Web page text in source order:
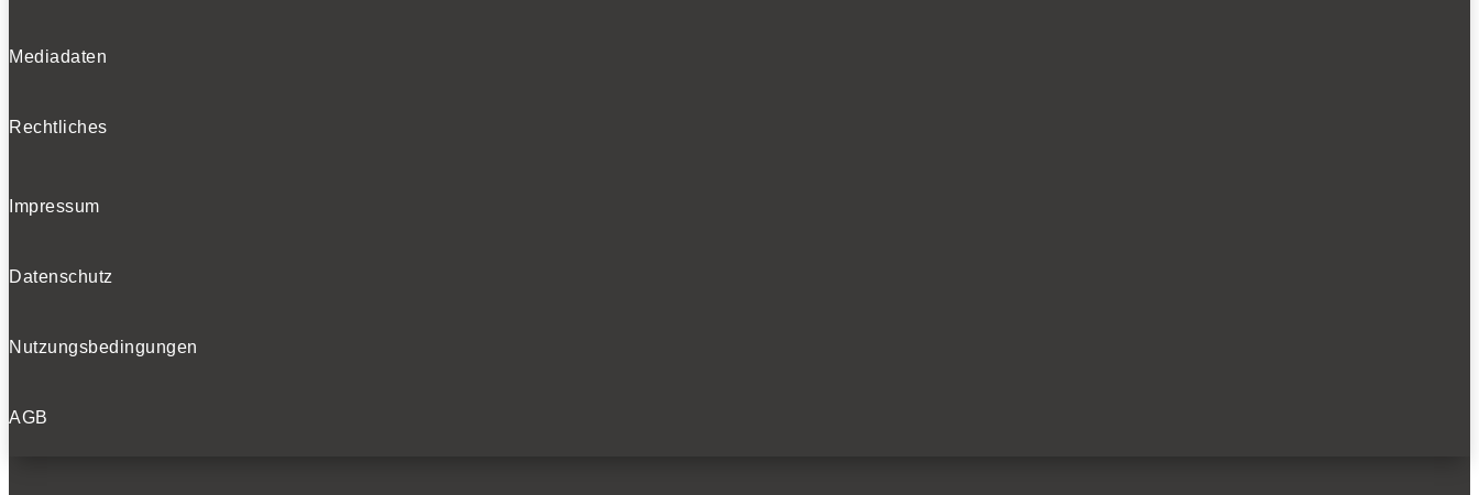
Mediadaten
Rechtliches
Impressum
Datenschutz
Nutzungsbedingungen
AGB